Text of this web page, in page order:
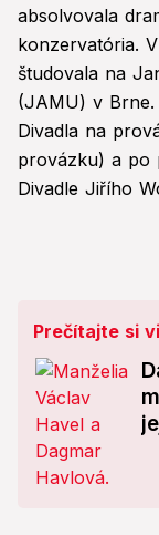
absolvovala
konzervatória.
študovala na
(JAMU) v
Divadla na
provázku) a po
Divadle Jiřího
Prečítajte si